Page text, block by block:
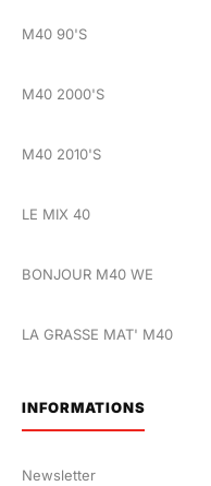
M40 90'S
M40 2000'S
M40 2010'S
LE MIX 40
BONJOUR M40 WE
LA GRASSE MAT' M40
INFORMATIONS
Newsletter